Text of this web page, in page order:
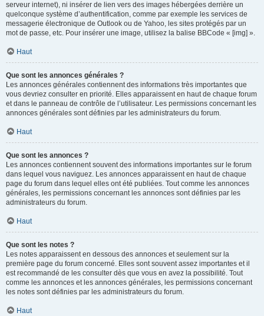
serveur internet), ni insérer de lien vers des images hébergées derrière un
quelconque système d’authentification, comme par exemple les services de
messagerie électronique de Outlook ou de Yahoo, les sites protégés par un
mot de passe, etc. Pour insérer une image, utilisez la balise BBCode « [img] ».
Haut
Que sont les annonces générales ?
Les annonces générales contiennent des informations très importantes que
vous devriez consulter en priorité. Elles apparaissent en haut de chaque forum
et dans le panneau de contrôle de l’utilisateur. Les permissions concernant les
annonces générales sont définies par les administrateurs du forum.
Haut
Que sont les annonces ?
Les annonces contiennent souvent des informations importantes sur le forum
dans lequel vous naviguez. Les annonces apparaissent en haut de chaque
page du forum dans lequel elles ont été publiées. Tout comme les annonces
générales, les permissions concernant les annonces sont définies par les
administrateurs du forum.
Haut
Que sont les notes ?
Les notes apparaissent en dessous des annonces et seulement sur la
première page du forum concerné. Elles sont souvent assez importantes et il
est recommandé de les consulter dès que vous en avez la possibilité. Tout
comme les annonces et les annonces générales, les permissions concernant
les notes sont définies par les administrateurs du forum.
Haut